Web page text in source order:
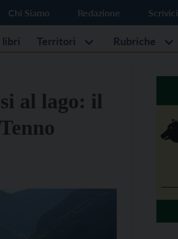
Chi Siamo Redazione Scrivici
libri Territori Rubriche
al lago: il